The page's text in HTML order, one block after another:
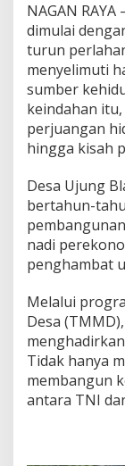
NAGAN
dimulai
turun
menyelimuti
sumber
keindahan
perjuangan
hingga kisah
Desa Ujung
bertahun-
nadi
penghambat
Melalui
Desa
Tidak hanya
membangun
antara TNI